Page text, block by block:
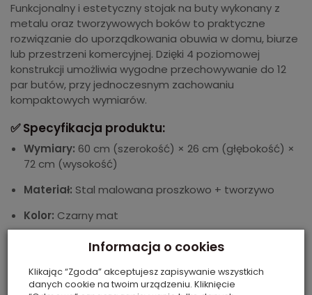
Funkcjonalny i estetyczny stojak na buty wykonany z
metalu oraz tworzywowych boków to praktyczne
rozwiązanie do uporządkowania obuwia w domu, biurze
lub przestrzeni komercyjnej. Dzięki 4 poziomowej
konstrukcji umożliwia wygodne przechowywanie do 12
par butów, przy jednoczesnym zachowaniu
kompaktowych wymiarów.
✅ Specyfikacja produktu:
Wymiary: 60 cm (szerokość) × 26 cm (głębokość) ×
72 cm (wysokość)
Materiał: Stal malowana proszkowo + tworzywo
Kolor: Czarny mat
Do 12 par butów
Montaż:Prosty, bez potrzeby użycia
specjalistycznych narzędzi
Informacja o cookies
Klikając “Zgoda” akceptujesz zapisywanie wszystkich
danych cookie na twoim urządzeniu. Kliknięcie